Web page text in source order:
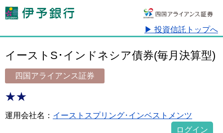
▶ 投資信託トップへ
イーストS･インドネシア債券(毎月決算型)
四国アライアンス証券
★★
運用会社名： イーストスプリング･インベストメンツ
ログイン